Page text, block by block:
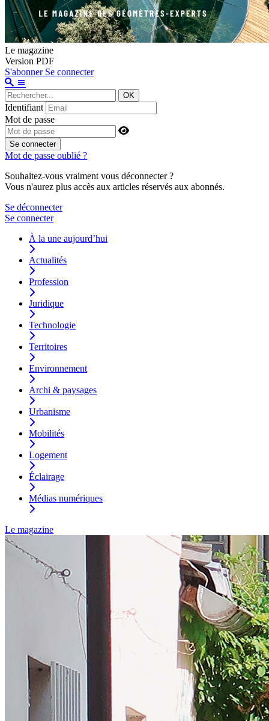
Le magazine
Version PDF
S'abonner Se connecter
OK
Identifiant
Mot de passe
Se connecter
Mot de passe oublié ?
Souhaitez-vous vraiment vous déconnecter ?
Vous n'aurez plus accès aux articles réservés aux abonnés.
Se déconnecter
Se connecter
À la une aujourd’hui
Actualités
Profession
Juridique
Technologie
Territoires
Environnement
Archi & paysages
Urbanisme
Mobilités
Logement
Éclairage
Médias numériques
Le magazine